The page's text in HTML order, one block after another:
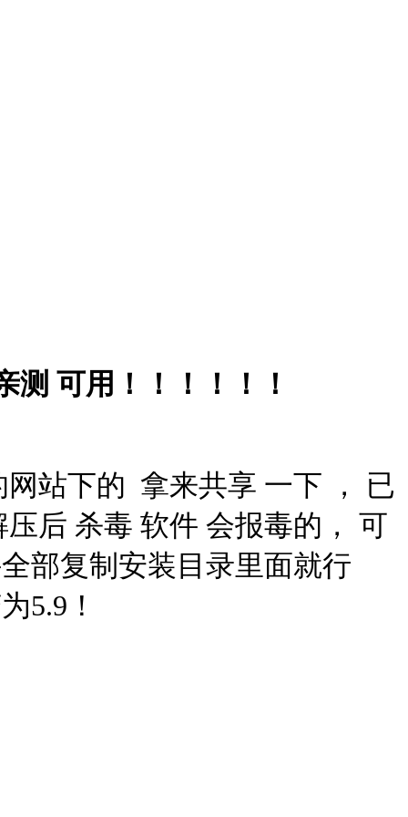
测 可用！！！！！！
网站下的 拿来共享 一下 ， 已
后 杀毒 软件 会报毒的， 可
部复制安装目录里面就行
5.9！